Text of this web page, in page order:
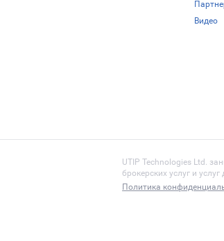
Видео
UTIP Technologies Ltd.
брокерских услуг и
Политика